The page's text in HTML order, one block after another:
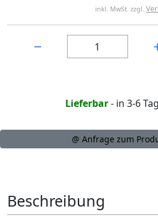
inkl. MwSt. zzgl.
Lieferbar- in 3-6
@ Anfrage zum
Beschreibung